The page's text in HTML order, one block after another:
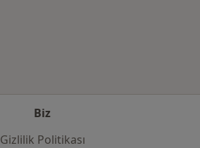
Biz
Gizlilik Politikası